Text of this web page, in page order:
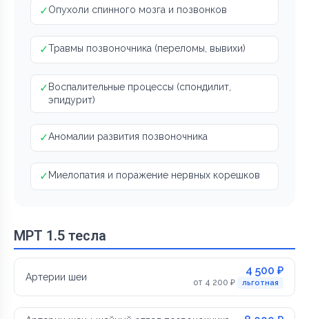
✓Опухоли спинного мозга и позвонков
✓Травмы позвоночника (переломы, вывихи)
✓ Воспалительные процессы (спондилит,
эпидурит)
✓Аномалии развития позвоночника
✓ Миелопатия и поражение нервных корешков
МРТ 1.5 тесла
Артерии шеи 4 500 ₽
от 4 200 ₽ льготная